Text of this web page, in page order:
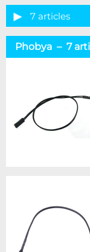
articles
Marque
Alphacool
EK Water Blocks
KooLance
Monsoon
Disponibilité /
Articles en
7 articles
Phobya – 7